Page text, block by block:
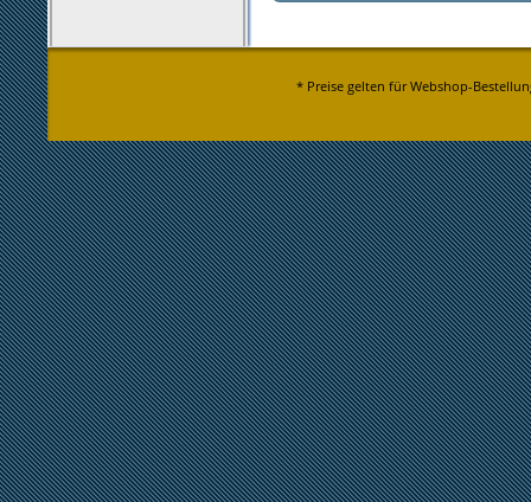
* Preise gelten für Webshop-